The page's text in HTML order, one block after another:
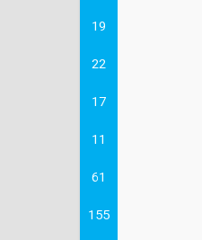
19
22
17
11
61
155